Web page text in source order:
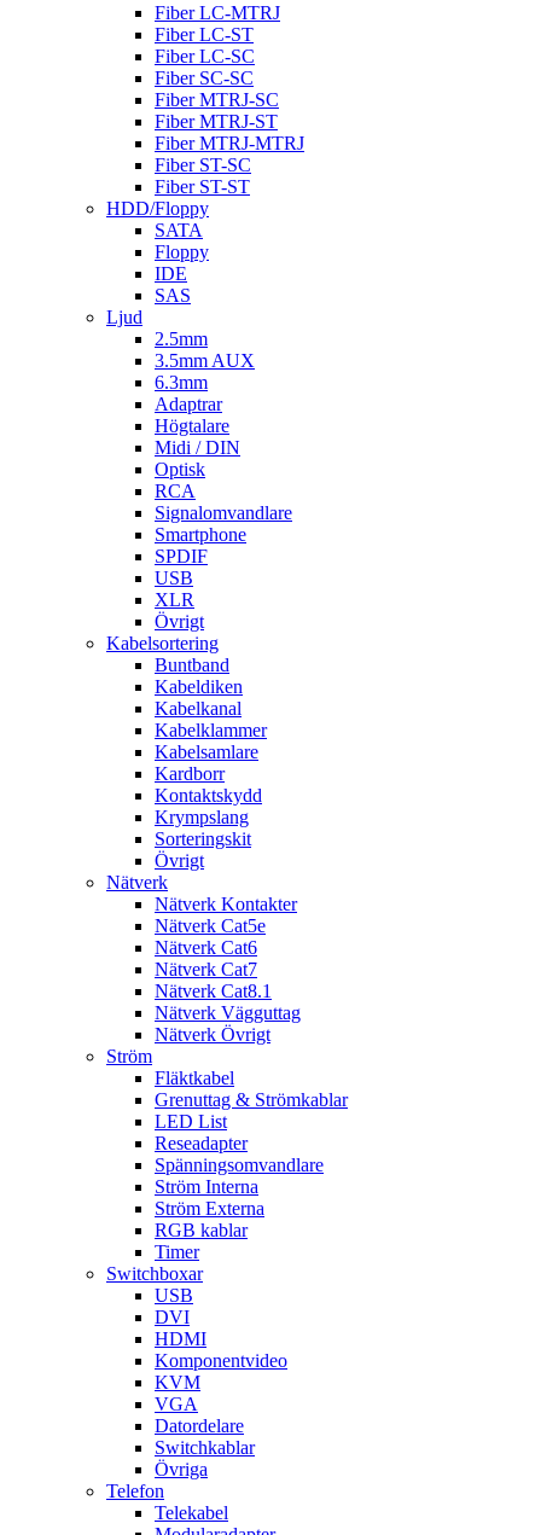
Fiber LC-MTRJ
Fiber LC-ST
Fiber LC-SC
Fiber SC-SC
Fiber MTRJ-SC
Fiber MTRJ-ST
Fiber MTRJ-MTRJ
Fiber ST-SC
Fiber ST-ST
HDD/Floppy
SATA
Floppy
IDE
SAS
Ljud
2.5mm
3.5mm AUX
6.3mm
Adaptrar
Högtalare
Midi / DIN
Optisk
RCA
Signalomvandlare
Smartphone
SPDIF
USB
XLR
Övrigt
Kabelsortering
Buntband
Kabeldiken
Kabelkanal
Kabelklammer
Kabelsamlare
Kardborr
Kontaktskydd
Krympslang
Sorteringskit
Övrigt
Nätverk
Nätverk Kontakter
Nätverk Cat5e
Nätverk Cat6
Nätverk Cat7
Nätverk Cat8.1
Nätverk Vägguttag
Nätverk Övrigt
Ström
Fläktkabel
Grenuttag & Strömkablar
LED List
Reseadapter
Spänningsomvandlare
Ström Interna
Ström Externa
RGB kablar
Timer
Switchboxar
USB
DVI
HDMI
Komponentvideo
KVM
VGA
Datordelare
Switchkablar
Övriga
Telefon
Telekabel